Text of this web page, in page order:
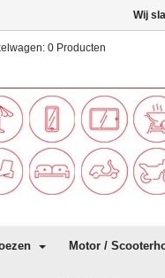
0 Producten
Motor /
Wij